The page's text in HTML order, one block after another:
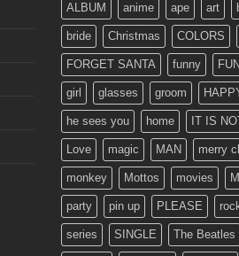
ALBUM anime ape art
bride Christmas COLORS
FORGET SANTA funny
girl glasses groom
he sees you home IT IS
Love magic MAN merry
monkey Mottos movies
party pin up PLEASE
series SINGLE The Beatles